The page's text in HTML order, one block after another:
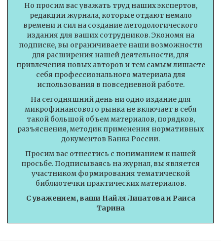
Но просим вас уважать труд наших экспертов,
редакции журнала, которые отдают немало
времени и сил на создание методологического
издания для ваших сотрудников. Экономя на
подписке, вы ограничиваете наши возможности
для расширения нашей деятельности, для
привлечения новых авторов и тем самым лишаете
себя профессионального материала для
использования в повседневной работе.
На сегодняшний день ни одно издание для
микрофинансового рынка не включает в себя
такой большой объем материалов, порядков,
разъяснения, методик применения нормативных
документов Банка России.
Просим вас отнестись с пониманием к нашей
просьбе. Подписываясь на журнал, вы является
участником формирования тематической
библиотечки практических материалов.
С уважением, ваши Найля Липатова и Раиса
Тарина